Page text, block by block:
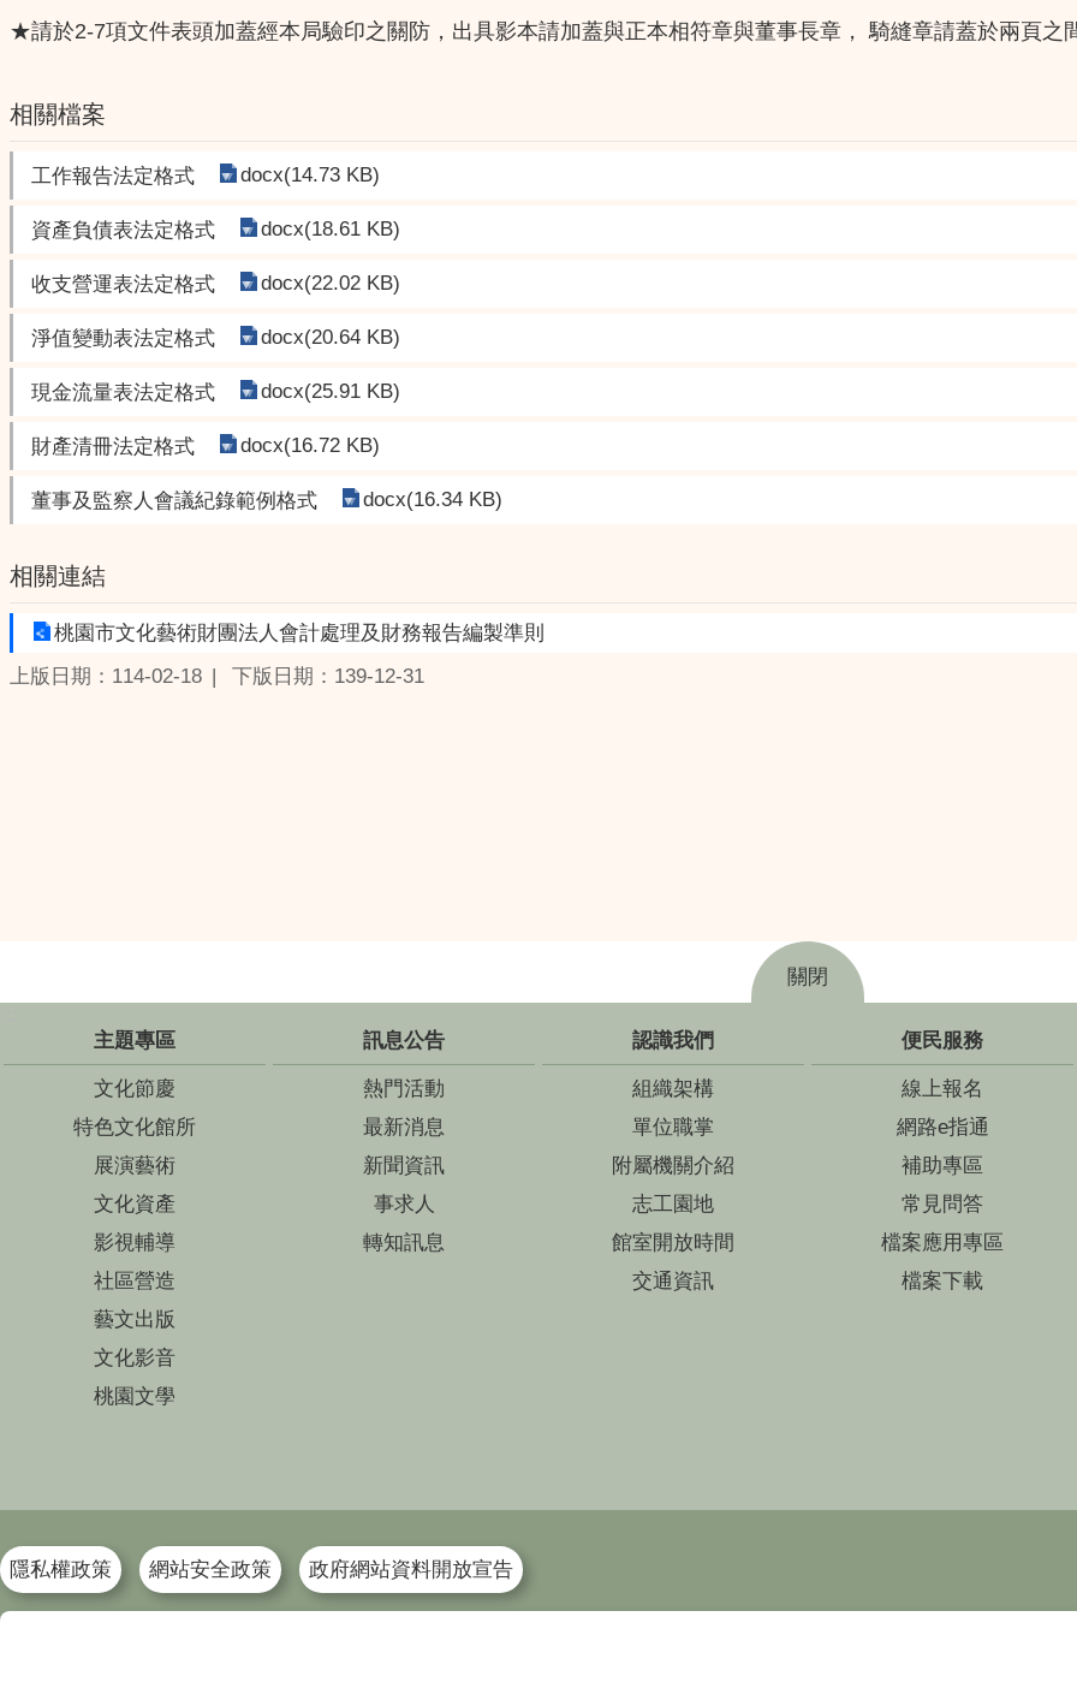
★請於2-7項文件表頭加蓋經本局驗印之關防，出具影本請加蓋與正本相符章與董事長章， 騎縫章請蓋於兩頁之
相關檔案
工作報告法定格式 docx(14.73 KB)
資產負債表法定格式 docx(18.61 KB)
收支營運表法定格式 docx(22.02 KB)
淨值變動表法定格式 docx(20.64 KB)
現金流量表法定格式 docx(25.91 KB)
財產清冊法定格式 docx(16.72 KB)
董事及監察人會議紀錄範例格式 docx(16.34 KB)
相關連結
桃園市文化藝術財團法人會計處理及財務報告編製準則
上版日期：114-02-18
下版日期：139-12-31
關閉
主題專區
文化節慶
特色文化館所
展演藝術
文化資產
影視輔導
社區營造
藝文出版
文化影音
桃園文學
訊息公告
熱門活動
最新消息
新聞資訊
事求人
轉知訊息
認識我們
組織架構
單位職掌
附屬機關介紹
志工園地
館室開放時間
交通資訊
便民服務
線上報名
網路e指通
補助專區
常見問答
檔案應用專區
檔案下載
隱私權政策 網站安全政策 政府網站資料開放宣告